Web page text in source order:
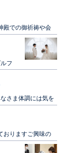
殿での御祈祷や会
フ
ま
さま体調には気を
おりますご興味の